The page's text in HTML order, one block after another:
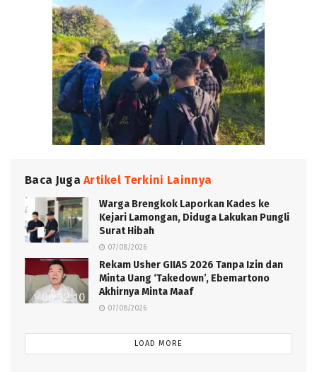
Baca Juga Artikel Terkini Lainnya
Warga Brengkok Laporkan Kades ke
Kejari Lamongan, Diduga Lakukan Pungli
Surat Hibah
07/08/2026
Rekam Usher GIIAS 2026 Tanpa Izin dan
Minta Uang ‘Takedown’, Ebemartono
Akhirnya Minta Maaf
07/08/2026
LOAD MORE